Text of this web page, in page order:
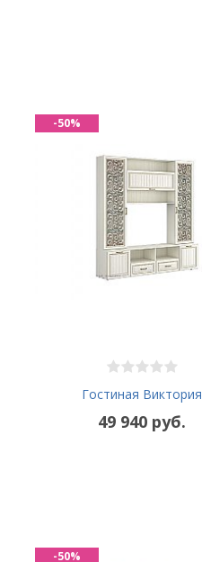
Гостиная Виктория
49 940 руб.
-50%
-50%